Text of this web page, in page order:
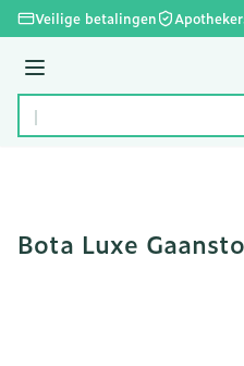
Ga naar de inhoud
Veilige betalingen
Menu
Product, merk, categorie...
Bota Luxe